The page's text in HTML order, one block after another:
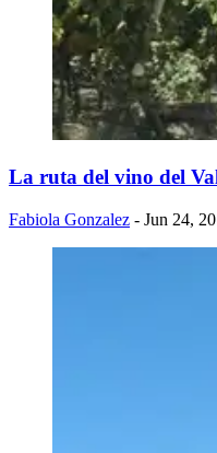
La ruta del vino del
Fabiola Gonzalez - Jun 24,